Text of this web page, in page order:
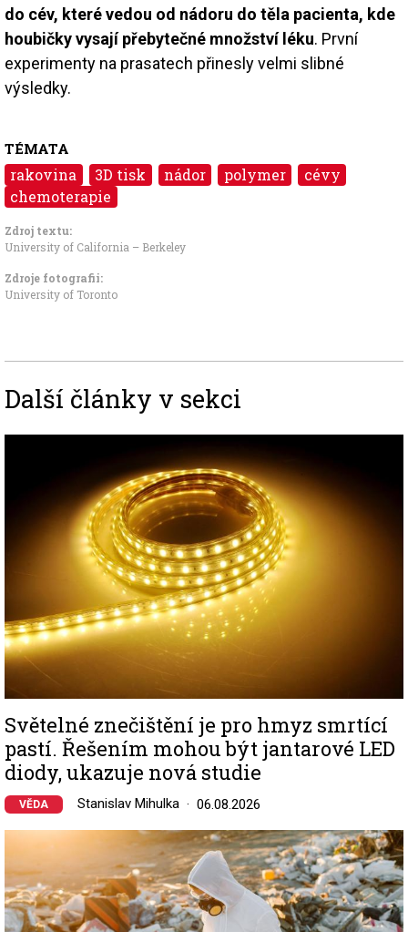
do cév, které vedou od nádoru do těla pacienta, kde
houbičky vysají přebytečné množství léku. První
experimenty na prasatech přinesly velmi slibné
výsledky.
TÉMATA
rakovina 3D tisk nádor polymer
cévy
chemoterapie
Zdroj textu:
University of California – Berkeley
Zdroje fotografii:
University of Toronto
Další články v sekci
Světelné znečištění je pro hmyz smrtící
pastí. Řešením mohou být jantarové LED
diody, ukazuje nová studie
VĚDA Stanislav Mihulka 06.08.2026
Image